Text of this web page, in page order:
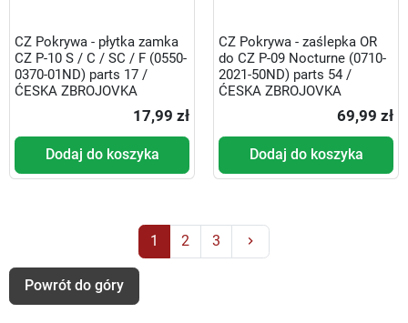
CZ Pokrywa - płytka zamka
CZ P-10 S / C / SC / F (0550-
0370-01ND) parts 17 /
ĆESKA ZBROJOVKA
17,99 zł
Dodaj do koszyka
CZ Pokrywa - zaślepka OR
do CZ P-09 Nocturne (0710-
2021-50ND) parts 54 /
ĆESKA ZBROJOVKA
69,99 zł
Dodaj do koszyka
1 2 3 keyboard_arrow_right
Powrót do góry